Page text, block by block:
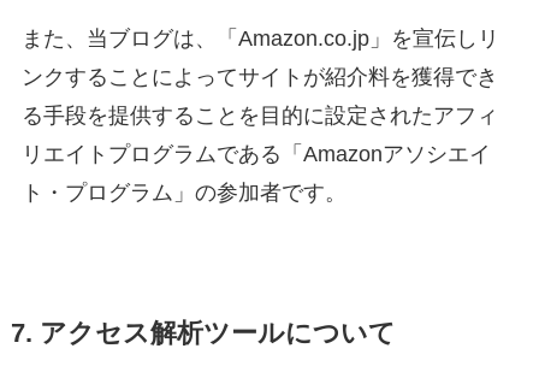
また、当ブログは、「Amazon.co.jp」を宣伝しリ
ンクすることによってサイトが紹介料を獲得でき
る手段を提供することを目的に設定されたアフィ
リエイトプログラムである「Amazonアソシエイ
ト・プログラム」の参加者です。
7. アクセス解析ツールについて